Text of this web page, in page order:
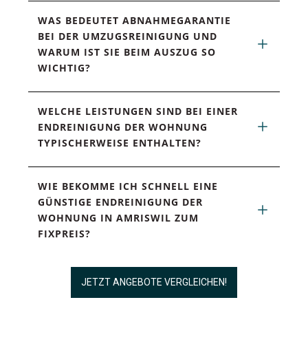
WAS BEDEUTET ABNAHMEGARANTIE
BEI DER UMZUGSREINIGUNG UND
WARUM IST SIE BEIM AUSZUG SO
WICHTIG?
WELCHE LEISTUNGEN SIND BEI EINER
ENDREINIGUNG DER WOHNUNG
TYPISCHERWEISE ENTHALTEN?
WIE BEKOMME ICH SCHNELL EINE
GÜNSTIGE ENDREINIGUNG DER
WOHNUNG IN AMRISWIL ZUM
FIXPREIS?
JETZT ANGEBOTE VERGLEICHEN!